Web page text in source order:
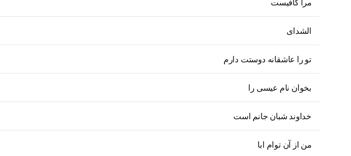
الشدای
تو را عاشقانه دوستت دارم
بخوان نام عیسی را
خداوند شبان جانم است
من از آن توام ابا